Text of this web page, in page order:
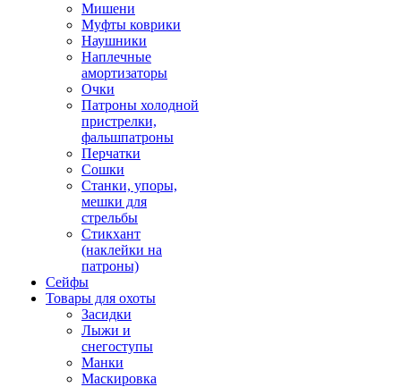
Мишени
Муфты коврики
Наушники
Наплечные
амортизаторы
Очки
Патроны холодной
пристрелки,
фальшпатроны
Перчатки
Сошки
Станки, упоры,
мешки для
стрельбы
Стикхант
(наклейки на
патроны)
Сейфы
Товары для охоты
Засидки
Лыжи и
снегоступы
Манки
Маскировка